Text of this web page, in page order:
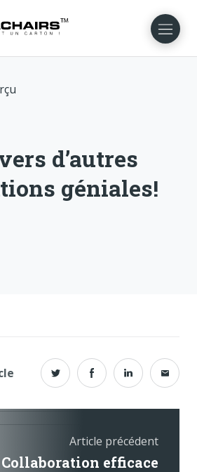
d’autres
géniales!
Article précédent
Collaboration efficace